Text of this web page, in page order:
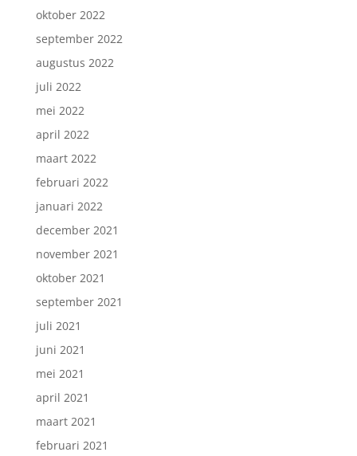
oktober 2022
september 2022
augustus 2022
juli 2022
mei 2022
april 2022
maart 2022
februari 2022
januari 2022
december 2021
november 2021
oktober 2021
september 2021
juli 2021
juni 2021
mei 2021
april 2021
maart 2021
februari 2021